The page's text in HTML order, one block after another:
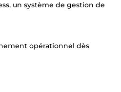
un système de gestion de
opérationnel dès